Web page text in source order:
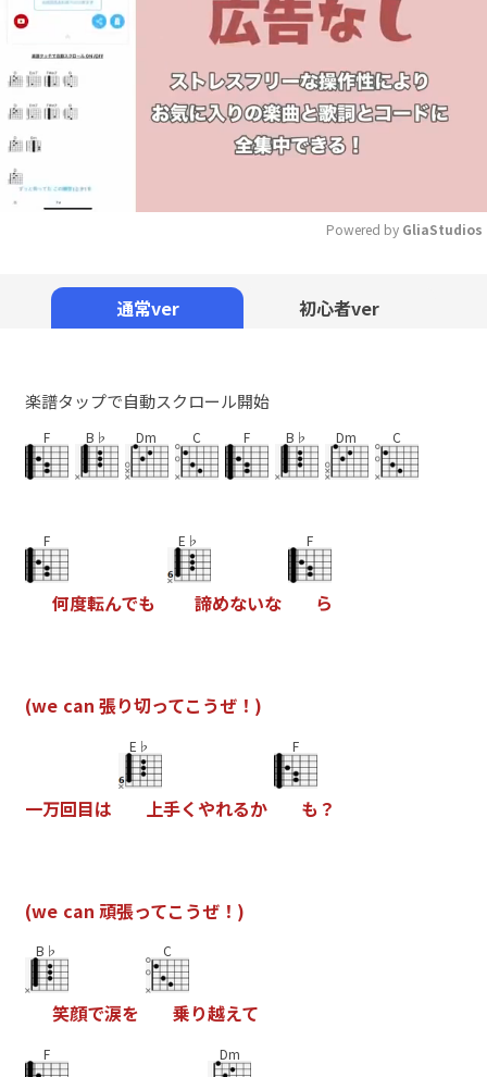
Powered by GliaStudios
通常ver 初心者ver
楽譜タップで自動スクロール開始
F B♭ Dm C F B♭ Dm C
F
何度転んでも
E♭
諦めないな
F
ら
(we can 張り切ってこ うぜ ！ )
一万回目は
E♭
上手く やれるか
F
も ？
(we can 頑張ってこ うぜ ！ )
B♭
笑顔で涙を
C
乗り越えて
F Dm